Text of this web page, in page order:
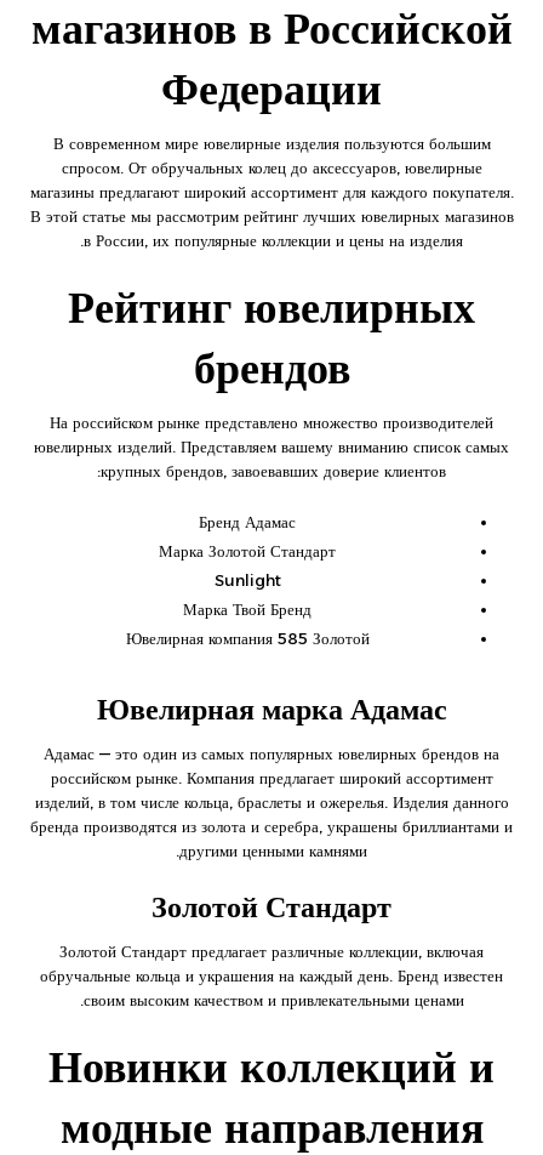
магазинов в Российской
Федерации
В современном мире ювелирные изделия пользуются большим
спросом. От обручальных колец до аксессуаров, ювелирные
магазины предлагают широкий ассортимент для каждого покупателя.
В этой статье мы рассмотрим рейтинг лучших ювелирных магазинов
в России, их популярные коллекции и цены на изделия.
Рейтинг ювелирных
брендов
На российском рынке представлено множество производителей
ювелирных изделий. Представляем вашему вниманию список самых
крупных брендов, завоевавших доверие клиентов:
Бренд Адамас
Марка Золотой Стандарт
Sunlight
Марка Твой Бренд
Ювелирная компания 585 Золотой
Ювелирная марка Адамас
Адамас — это один из самых популярных ювелирных брендов на
российском рынке. Компания предлагает широкий ассортимент
изделий, в том числе кольца, браслеты и ожерелья. Изделия данного
бренда производятся из золота и серебра, украшены бриллиантами и
другими ценными камнями.
Золотой Стандарт
Золотой Стандарт предлагает различные коллекции, включая
обручальные кольца и украшения на каждый день. Бренд известен
своим высоким качеством и привлекательными ценами.
Новинки коллекций и
модные направления